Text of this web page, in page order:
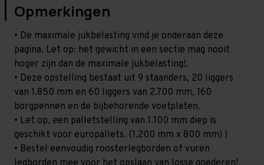
Opmerkingen
• De maximale jukbelasting vind je onderaan deze
pagina. Let op: het gewicht in een sectie mag nooit
hoger zijn dan de maximale jukbelasting!.
• Deze opstelling bestaat uit 9 staanders, 20 liggers
van 1.850 mm en 60 liggers van 2.700 mm, 160
borgpennen en de bijbehorende voetplaten.
• Let op, een palletstelling van 1.100 mm diep is
geschikt voor europallets. (1.200 mm x 800 mm) )
• Bestel eenvoudig roosterlegborden of vuren